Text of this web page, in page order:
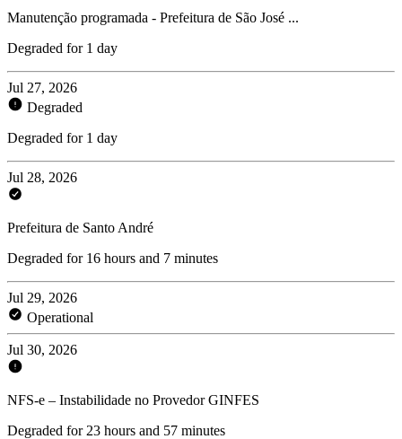
Manutenção programada - Prefeitura de São José ...
Degraded for 1 day
Jul 27, 2026
Degraded
Degraded for 1 day
Jul 28, 2026
Prefeitura de Santo André
Degraded for 16 hours and 7 minutes
Jul 29, 2026
Operational
Jul 30, 2026
NFS-e – Instabilidade no Provedor GINFES
Degraded for 23 hours and 57 minutes